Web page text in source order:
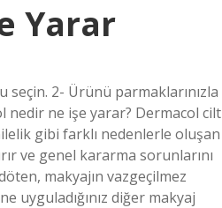
Yarar
seçin. 2- Ürünü parmaklarınızla
nedir ne işe yarar? Dermacol cilt
gibi farklı nedenlerle oluşan
ve genel kararma sorunlarını
makyajın vazgeçilmez
uyguladığınız diğer makyaj